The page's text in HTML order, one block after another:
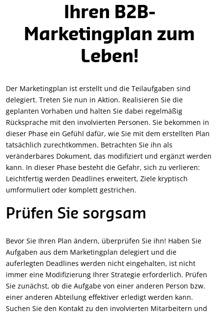
Ihren B2B-
Marketingplan zum
Leben!
Der Marketingplan ist erstellt und die Teilaufgaben sind
delegiert. Treten Sie nun in Aktion. Realisieren Sie die
geplanten Vorhaben und halten Sie dabei regelmäßig
Rücksprache mit den involvierten Personen. Sie bekommen in
dieser Phase ein Gefühl dafür, wie Sie mit dem erstellten Plan
tatsächlich zurechtkommen. Betrachten Sie ihn als
veränderbares Dokument, das modifiziert und ergänzt werden
kann. In dieser Phase besteht die Gefahr, sich zu verlieren:
Leichtfertig werden Deadlines erweitert, Ziele kryptisch
umformuliert oder komplett gestrichen.
Prüfen Sie sorgsam
Bevor Sie Ihren Plan ändern, überprüfen Sie ihn! Haben Sie
Aufgaben aus dem Marketingplan delegiert und die
auferlegten Deadlines werden nicht eingehalten, ist nicht
immer eine Modifizierung Ihrer Strategie erforderlich. Prüfen
Sie zunächst, ob die Aufgabe von einer anderen Person bzw.
einer anderen Abteilung effektiver erledigt werden kann.
Suchen Sie den Kontakt zu den involvierten Mitarbeitern und